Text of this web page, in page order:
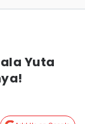
Yuta